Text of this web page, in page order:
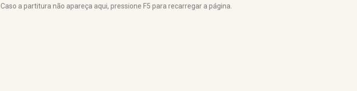
Caso a partitura não apareça aqui, pressione F5 para recarregar a página.